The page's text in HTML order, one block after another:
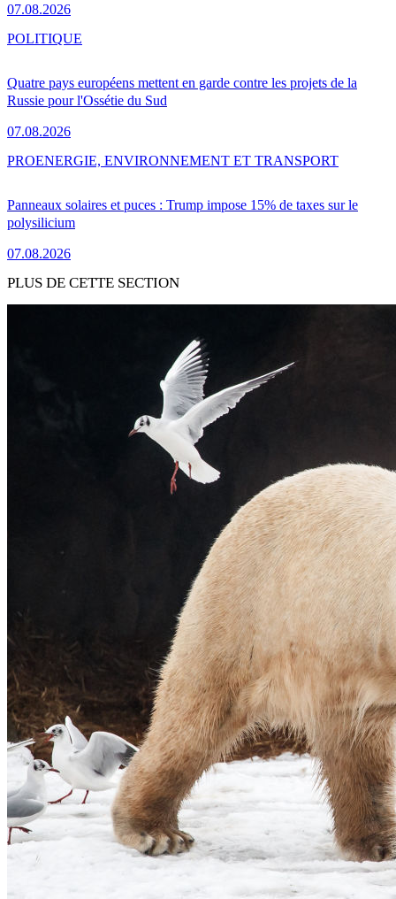
07.08.2026
Quatre pays européens mettent en garde contre les projets de la
Russie pour l'Ossétie du Sud
07.08.2026
POLITIQUE
Panneaux solaires et puces : Trump impose 15% de taxes sur le
polysilicium
07.08.2026
PROENERGIE, ENVIRONNEMENT ET TRANSPORT
PLUS DE CETTE SECTION